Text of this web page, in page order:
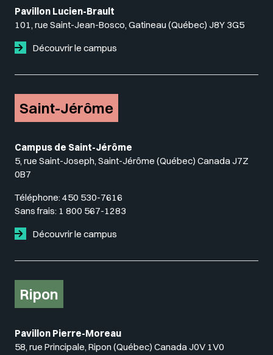
Pavillon Lucien-Brault
101, rue Saint-Jean-Bosco, Gatineau (Québec) J8Y 3G5
Découvrir le campus
Saint-Jérôme
Campus de Saint-Jérôme
5, rue Saint-Joseph, Saint-Jérôme (Québec) Canada J7Z
0B7
Téléphone: 450 530-7616
Sans frais: 1 800 567-1283
Découvrir le campus
Ripon
Pavillon Pierre-Moreau
58, rue Principale, Ripon (Québec) Canada J0V 1V0